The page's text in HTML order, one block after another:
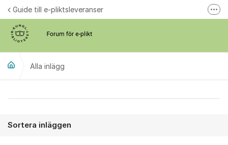
Hoppa till innehåll
Guide till e-pliktsleveranser
Alla inlägg
Sortera inläggen